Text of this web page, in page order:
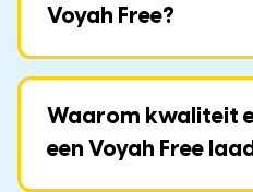
Voyah Free?
Waarom kwaliteit
een Voyah Free